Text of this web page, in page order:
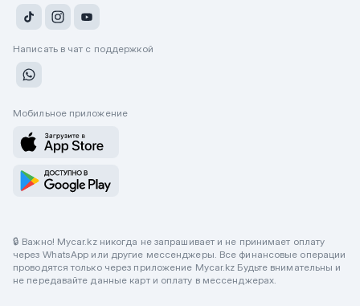
Написать в чат с поддержкой
Мобильное приложение
🔒 Важно! Mycar.kz никогда не запрашивает и не принимает оплату
через WhatsApp или другие мессенджеры. Все финансовые операции
проводятся только через приложение Mycar.kz Будьте внимательны и
не передавайте данные карт и оплату в мессенджерах.